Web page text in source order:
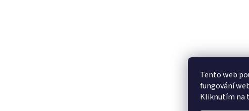
Tento web
fungování
Kliknutím na